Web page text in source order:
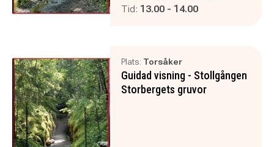
Tid: Pågår mellan
13.00 - och
14.00
Plats: Torsåker
Guidad visning - Stollgången
Storbergets gruvor